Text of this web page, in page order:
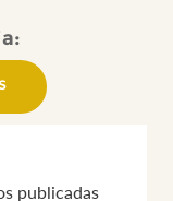
publicadas